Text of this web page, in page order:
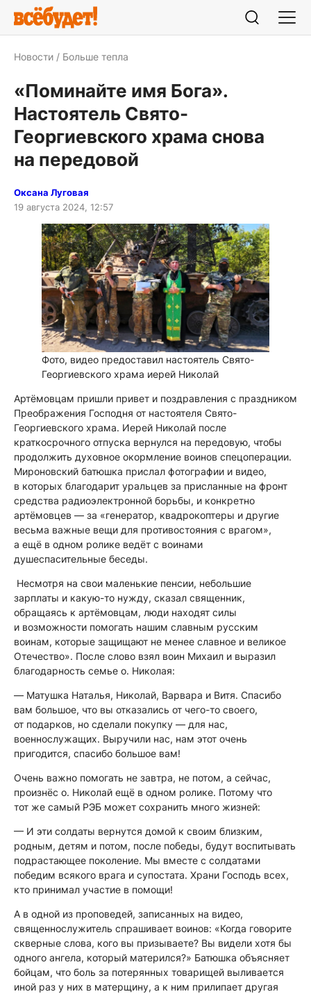
Новости Больше тепла
«Поминайте имя Бога».
Настоятель Свято-
Георгиевского храма снова
на передовой
Оксана Луговая
19 августа 2024, 12:57
Фото, видео предоставил настоятель Свято-
Георгиевского храма иерей Николай
Артёмовцам пришли привет и поздравления с праздником
Преображения Господня от настоятеля Свято-
Георгиевского храма. Иерей Николай после
краткосрочного отпуска вернулся на передовую, чтобы
продолжить духовное окормление воинов спецоперации.
Мироновский батюшка прислал фотографии и видео,
в которых благодарит уральцев за присланные на фронт
средства радиоэлектронной борьбы, и конкретно
артёмовцев — за «генератор, квадрокоптеры и другие
весьма важные вещи для противостояния с врагом»,
а ещё в одном ролике ведёт с воинами
душеспасительные беседы.
Несмотря на свои маленькие пенсии, небольшие
зарплаты и какую-то нужду, сказал священник,
обращаясь к артёмовцам, люди находят силы
и возможности помогать нашим славным русским
воинам, которые защищают не менее славное и великое
Отечество». После слово взял воин Михаил и выразил
благодарность семье о. Николая:
— Матушка Наталья, Николай, Варвара и Витя. Спасибо
вам большое, что вы отказались от чего-то своего,
от подарков, но сделали покупку — для нас,
военнослужащих. Выручили нас, нам этот очень
пригодится, спасибо большое вам!
Очень важно помогать не завтра, не потом, а сейчас,
произнёс о. Николай ещё в одном ролике. Потому что
тот же самый РЭБ может сохранить много жизней:
— И эти солдаты вернутся домой к своим близким,
родным, детям и потом, после победы, будут воспитывать
подрастающее поколение. Мы вместе с солдатами
победим всякого врага и супостата. Храни Господь всех,
кто принимал участие в помощи!
А в одной из проповедей, записанных на видео,
священнослужитель спрашивает воинов: «Когда говорите
скверные слова, кого вы призываете? Вы видели хотя бы
одного ангела, который матерился?» Батюшка объясняет
бойцам, что боль за потерянных товарищей выливается
иной раз у них в матерщину, а к ним прилипает другая